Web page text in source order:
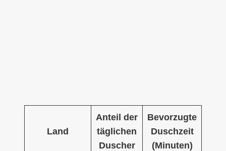
Land
Anteil der
täglichen
Duscher
Bevorzugte
Duschzeit
(Minuten)